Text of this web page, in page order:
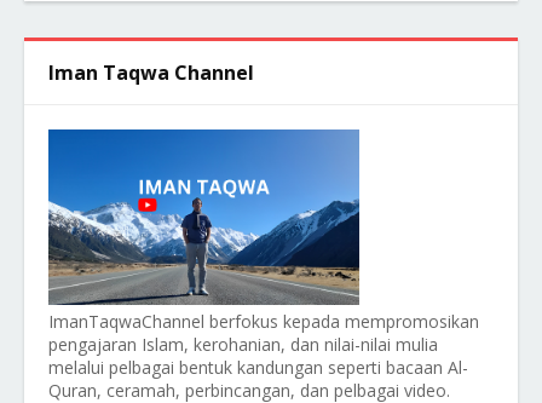
Iman Taqwa Channel
ImanTaqwaChannel berfokus kepada mempromosikan
pengajaran Islam, kerohanian, dan nilai-nilai mulia
melalui pelbagai bentuk kandungan seperti bacaan Al-
Quran, ceramah, perbincangan, dan pelbagai video.